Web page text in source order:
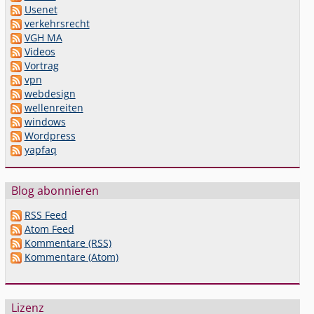
Usenet
verkehrsrecht
VGH MA
Videos
Vortrag
vpn
webdesign
wellenreiten
windows
Wordpress
yapfaq
Blog abonnieren
RSS Feed
Atom Feed
Kommentare (RSS)
Kommentare (Atom)
Lizenz